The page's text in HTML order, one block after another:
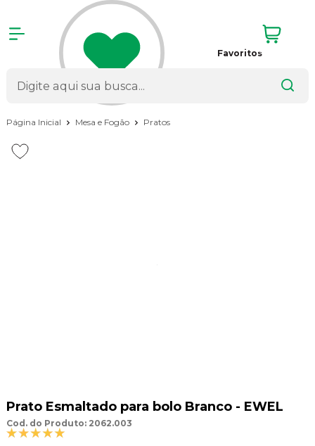
Favoritos
Página Inicial Mesa e Fogão Pratos
Prato Esmaltado para bolo Branco - EWEL
Cod. do Produto: 2062.003